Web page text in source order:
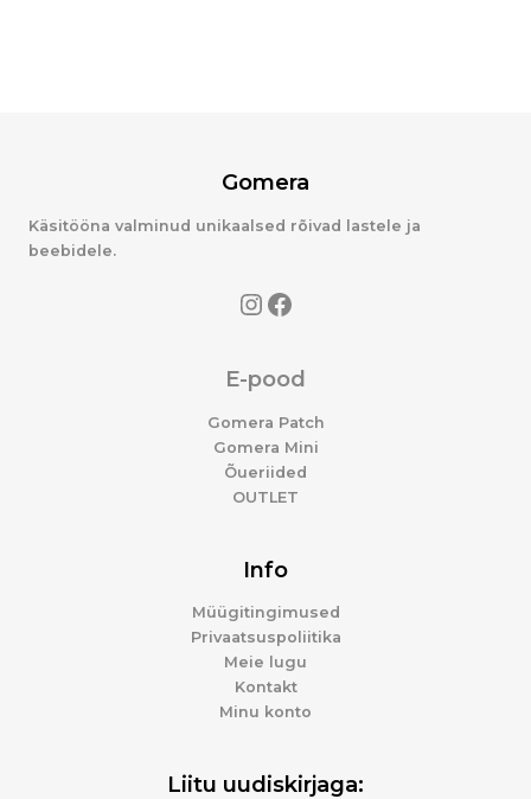
Gomera
Käsitööna valminud unikaalsed rõivad lastele ja
beebidele.
E-pood
Gomera Patch
Gomera Mini
Õueriided
OUTLET
Info
Müügitingimused
Privaatsuspoliitika
Meie lugu
Kontakt
Minu konto
Liitu uudiskirjaga: